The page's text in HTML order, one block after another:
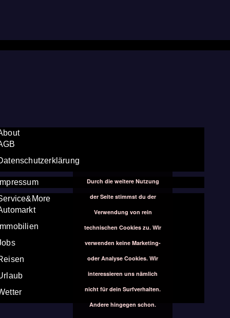
Durch die weitere Nutzung
der Seite stimmst du der
Verwendung von rein
technischen Cookies zu. Wir
verwenden keine Marketing-
oder Analyse Cookies. Wir
interessieren uns nämlich
nicht für dein Surfverhalten.
Andere hingegen schon.